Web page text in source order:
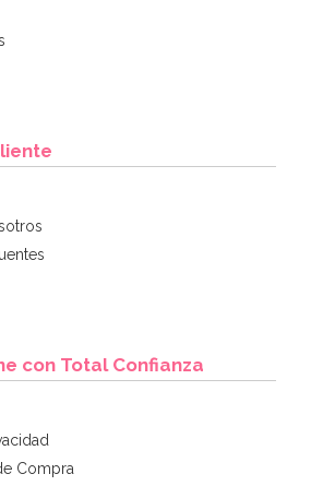
con Total Confianza
Compra